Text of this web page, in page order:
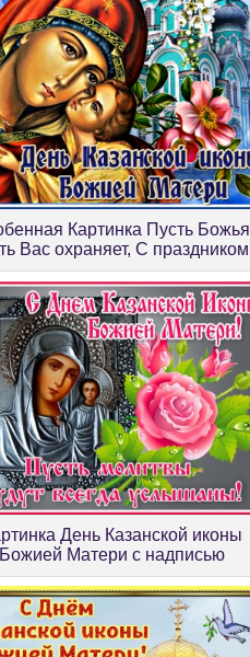
Картинка Пусть Божья
Вас охраняет, С праздником
День Казанской иконы
Божией Матери с надписью